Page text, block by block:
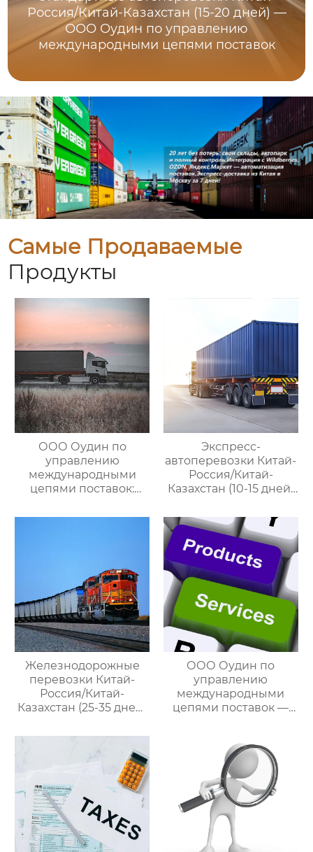
Россия/Китай-Казахстан (15-20 дней) —
ООО Оудин по управлению
международными цепями поставок
Самые Продаваемые
Продукты
ООО Оудин по
управлению
международными
цепями поставок:
трансграничной
предлагающий
множество
эффективных
способов доставки
для удовлетворения
различных
клиентов
Экспресс-
автоперевозки Китай-
Россия/Китай-
Казахстан (10-15 дней)
управлению
международными
цепями поставок
Железнодорожные
перевозки Китай-
Россия/Китай-
Казахстан (25-35 дней)
управлению
международными
цепями поставок
ООО Оудин по
управлению
международными
цепями поставок —
российских закупок